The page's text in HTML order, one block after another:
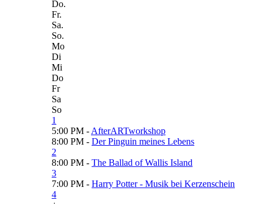
Do.
Fr.
Sa.
So.
Mo
Di
Mi
Do
Fr
Sa
So
1
5:00 PM - AfterARTworkshop
8:00 PM - Der Pinguin meines Lebens
2
8:00 PM - The Ballad of Wallis Island
3
7:00 PM - Harry Potter - Musik bei Kerzenschein
4